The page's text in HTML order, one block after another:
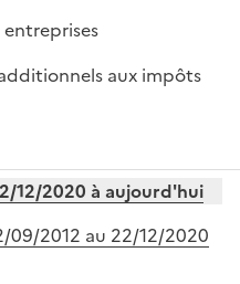
aux impôts
12/2020 à aujourd'hui
09/2012 au 22/12/2020